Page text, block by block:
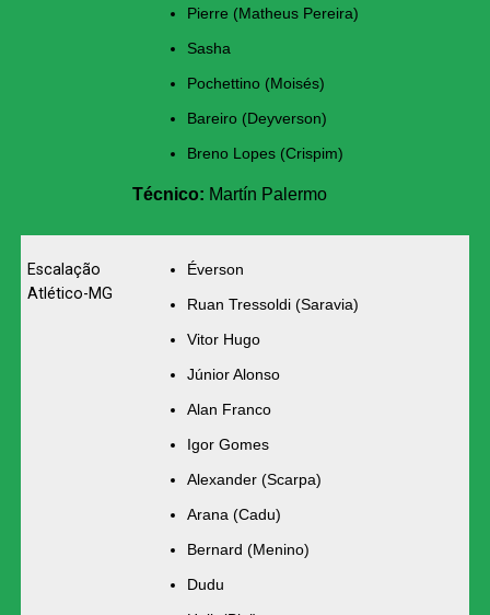
Pierre (Matheus Pereira)
Sasha
Pochettino (Moisés)
Bareiro (Deyverson)
Breno Lopes (Crispim)
Técnico: Martín Palermo
Escalação
Atlético-MG
Éverson
Ruan Tressoldi (Saravia)
Vitor Hugo
Júnior Alonso
Alan Franco
Igor Gomes
Alexander (Scarpa)
Arana (Cadu)
Bernard (Menino)
Dudu